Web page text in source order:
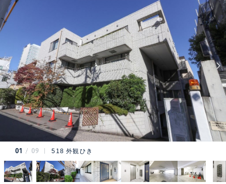
01 09 518 外観ひき